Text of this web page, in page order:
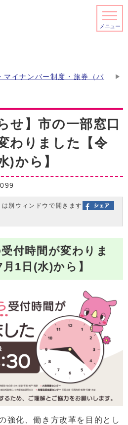
メニュー
マイナンバー制度・旅券（パ
せ】市の一部窓口
わりました【令
)から】
別ウィンドウで開きます
付時間が変わりま
1日(水)から】
強化、働き方改革を目的とし